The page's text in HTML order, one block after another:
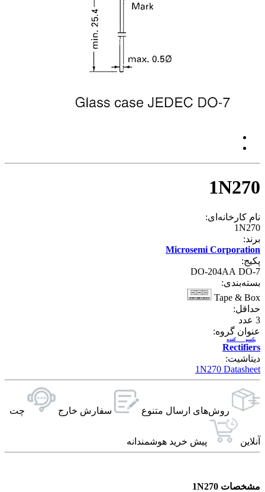
1N270
نام کارخانه‌ای:
1N270
برند:
Microsemi Corporation
پکیج:
DO-204AA DO-7
بسته‌بندی:
Tape & Box
حداقل:
3 عدد
عنوان گروه:
Rectifiers
یکسو کننده
دیتاشیت:
1N270 Datasheet
روش‌های ارسال‌ متنوع سفارش خارج چت
آنلاین پیش خرید هوشمندانه
مشخصات 1N270